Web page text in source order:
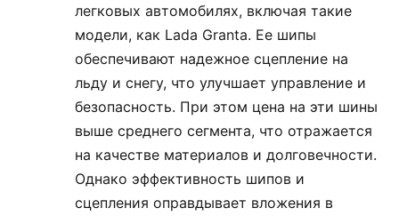
легковых автомобилях, включая такие
модели, как Lada Granta. Ее шипы
обеспечивают надежное сцепление на
льду и снегу, что улучшает управление и
безопасность. При этом цена на эти шины
выше среднего сегмента, что отражается
на качестве материалов и долговечности.
Однако эффективность шипов и
сцепления оправдывает вложения в